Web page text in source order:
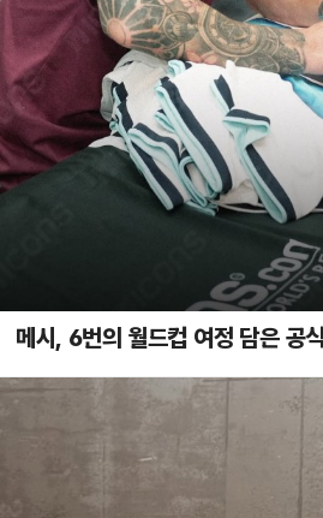
메시, 6번의 월드컵 여정 담은 공